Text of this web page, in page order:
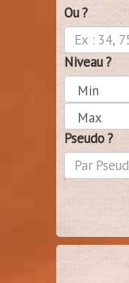
Ou ?
Niveau ?
Pseudo ?